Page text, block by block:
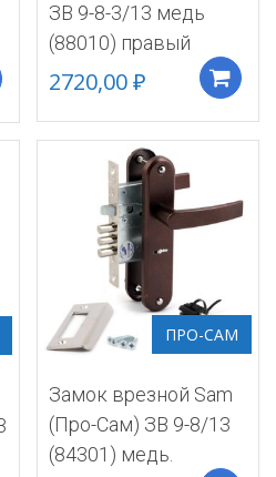
Select options
ЗВ 9-8-3/13 медь
(88010) правый
2720,00₽
ПРО-САМ
Замок врезной Sam
(Про-Сам) ЗВ 9-8/13
(84301) медь.